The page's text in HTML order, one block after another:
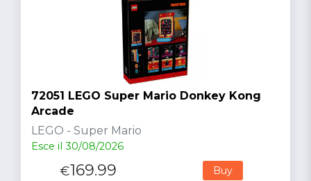
72051 LEGO Super Mario Donkey Kong
Arcade
LEGO - Super Mario
Esce il 30/08/2026
€169.99 Buy